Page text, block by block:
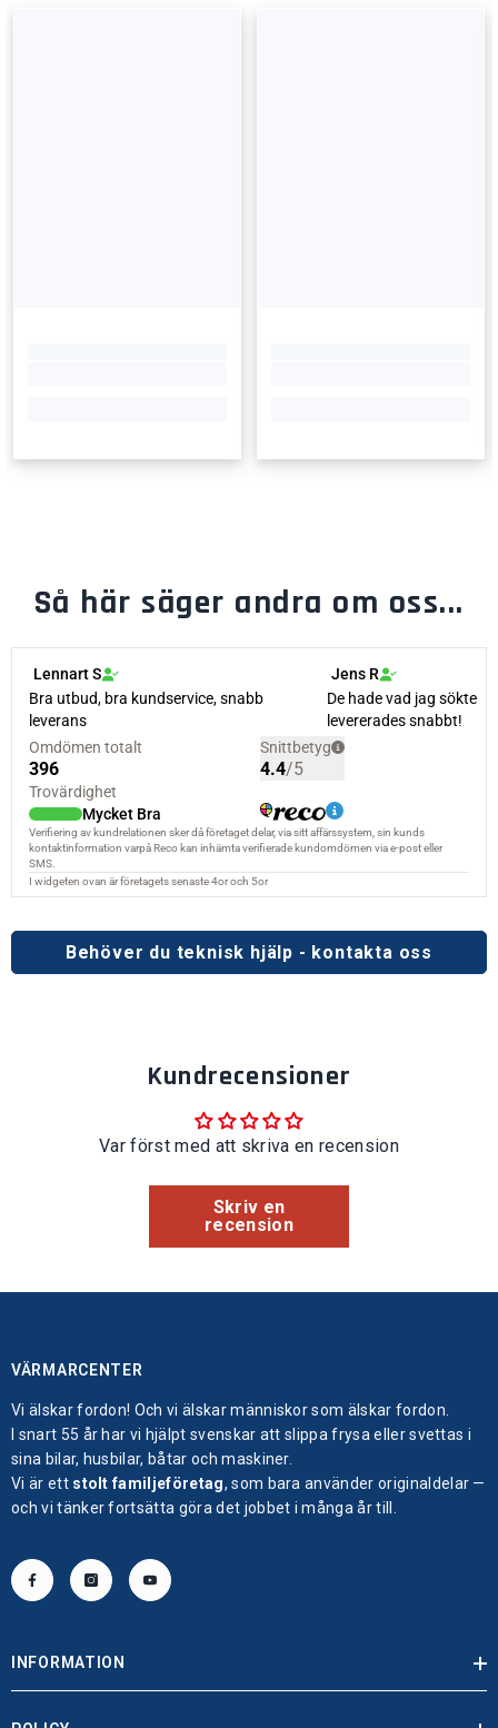
Så här säger andra om oss...
Behöver du teknisk hjälp - kontakta oss
Kundrecensioner
Var först med att skriva en recension
Skriv en
recension
VÄRMARCENTER
Vi älskar fordon! Och vi älskar människor som älskar fordon.
I snart 55 år har vi hjälpt svenskar att slippa frysa eller svettas i
sina bilar, husbilar, båtar och maskiner.
Vi är ett stolt familjeföretag, som bara använder originaldelar —
och vi tänker fortsätta göra det jobbet i många år till.
INFORMATION